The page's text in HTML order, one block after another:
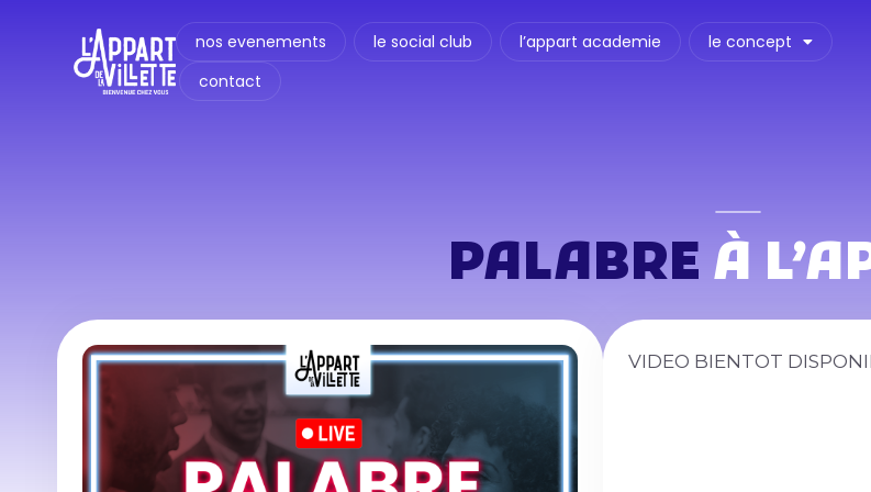
nos evenements le social club l’appart academie
le concept
contact
PALABRE À
VIDEO BIENTOT